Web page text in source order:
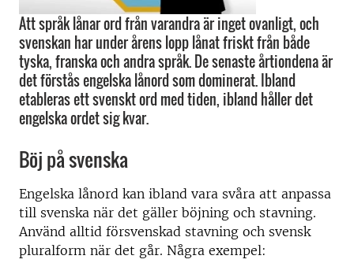
Att språk lånar ord från varandra är inget ovanligt, och
svenskan har under årens lopp lånat friskt från både
tyska, franska och andra språk. De senaste årtiondena är
det förstås engelska lånord som dominerat. Ibland
etableras ett svenskt ord med tiden, ibland håller det
engelska ordet sig kvar.
Böj på svenska
Engelska lånord kan ibland vara svåra att anpassa
till svenska när det gäller böjning och stavning.
Använd alltid försvenskad stavning och svensk
pluralform när det går. Några exempel: